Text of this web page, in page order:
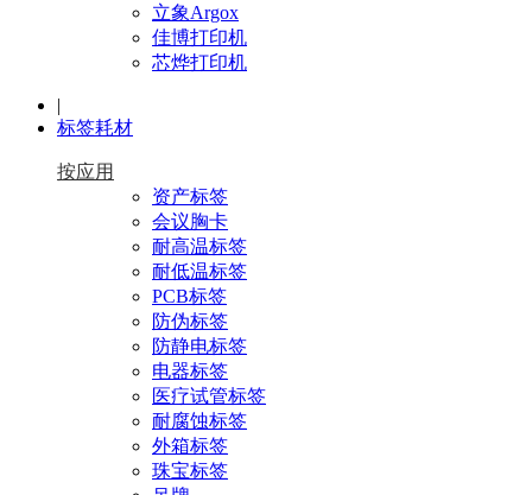
立象Argox
佳博打印机
芯烨打印机
|
标签耗材
按应用
资产标签
会议胸卡
耐高温标签
耐低温标签
PCB标签
防伪标签
防静电标签
电器标签
医疗试管标签
耐腐蚀标签
外箱标签
珠宝标签